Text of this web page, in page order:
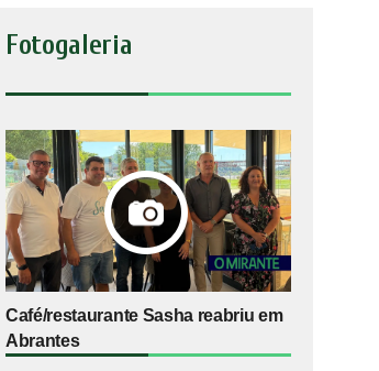
Fotogaleria
Café/restaurante Sasha reabriu em
Abrantes